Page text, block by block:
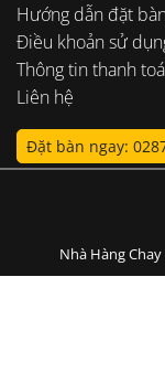
Hướng dẫn đặt
Điều khoản sử
Thông tin thanh
Liên hệ
Đặt bàn ngay:
Nhà Hàng